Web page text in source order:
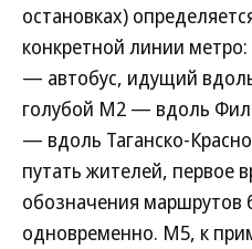
остановках)
конкретной линии
— автобус, идущий
голубой М2 — вдоль
— вдоль Таганско-
путать жителей, первое
обозначения маршрутов
одновременно. М5, к